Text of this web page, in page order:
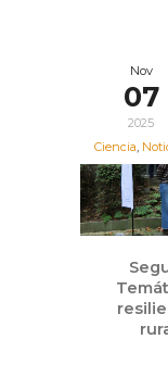
Nov
07
2025
Ciencia,